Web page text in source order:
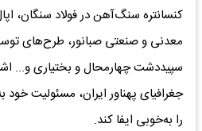
کنسانتره سنگ‌آهن در فولاد سنگان،
معدنی و صنعتی صبانور، طرح‌های
سپیددشت چهارمحال و بختیاری و...
جغرافیای پهناور ایران، مسئولیت
را به‌خوبی ایفا کند.